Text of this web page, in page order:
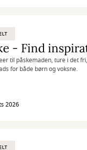
- Find
til påskemaden, ture i det
for både børn og voksne.
2026